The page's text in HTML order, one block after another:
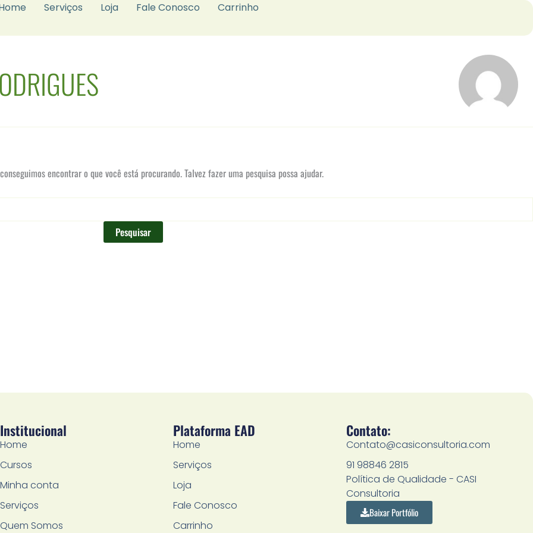
Serviços Loja Fale Conosco Carrinho
encontrar o que você está procurando. Talvez fazer uma pesquisa possa ajudar.
Institucional
Home
Cursos
Minha conta
Serviços
Quem Somos
Plataforma EAD
Home
Serviços
Loja
Fale Conosco
Carrinho
Contato:
Contato@casiconsultoria.com
91 98846 2815
Política de Qualidade - CASI
Consultoria
Baixar Portfólio